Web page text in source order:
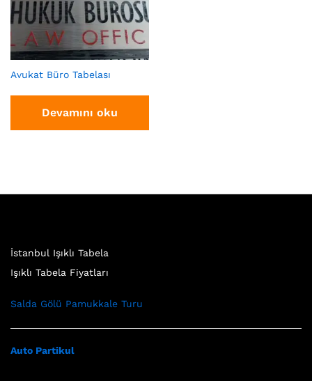
Avukat Büro Tabelası
Devamını oku
İstanbul Işıklı Tabela
Işıklı Tabela Fiyatları
Salda Gölü Pamukkale Turu
Auto Partikul